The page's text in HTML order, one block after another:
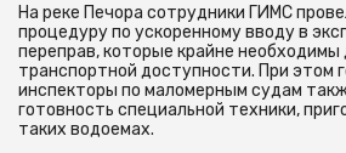
На реке Печора сотрудники ГИМС
процедуру по ускоренному вводу в
переправ, которые крайне необходимы
транспортной доступности. При этом
инспекторы по маломерным судам
готовность специальной техники,
таких водоемах.